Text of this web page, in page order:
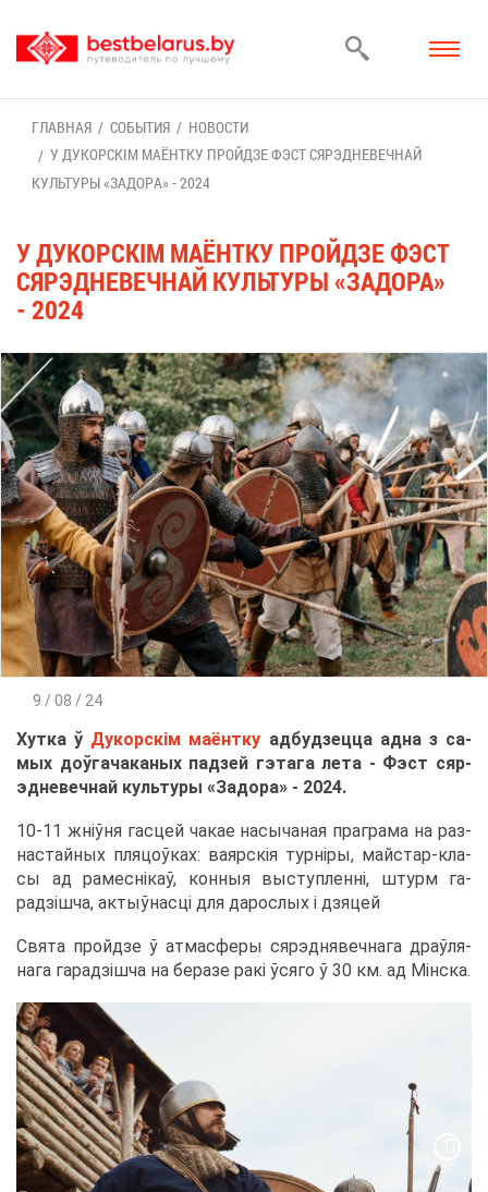
ГЛАВ­НАЯ СО­БЫ­ТИЯ
НО­ВО­СТИ
У ДУ­КОРСКІМ МА­ЁНТ­КУ ПРОЙДЗЕ ФЭСТ СЯР­ЭД­НЕ­ВЕЧ­НАЙ
КУЛЬ­ТУ­РЫ «ЗА­ДО­РА» - 2024
У ДУ­КОРСКІМ МА­ЁНТ­КУ ПРОЙДЗЕ ФЭСТ
СЯР­ЭД­НЕ­ВЕЧ­НАЙ КУЛЬ­ТУ­РЫ «ЗА­ДО­РА»
- 2024
9 / 08 / 24
Хут­ка ў Ду­корскім ма­ёнт­ку ад­буд­зец­ца ад­на з са­
мых доўга­ча­ка­ных пад­зей гэ­та­га ле­та - Фэст сяр­
эд­не­веч­най куль­ту­ры «За­до­ра» - 2024.
10-11 жніўня гас­цей ча­кае на­сы­ча­ная пра­гра­ма на раз­
на­стай­ных пля­цоўках: ва­ярскія турніры, май­стар-кла­
сы ад ра­меснікаў, кон­ныя вы­ступ­ленні, штурм га­
радзішча, ак­тыўна­сці для да­ро­с­лых і дзя­цей
Свя­та пройдзе ў ат­ма­сфе­ры сяр­эд­нявеч­на­га драўля­
на­га га­радзішча на бе­ра­зе ракі ўся­го ў 30 км. ад Мінска.